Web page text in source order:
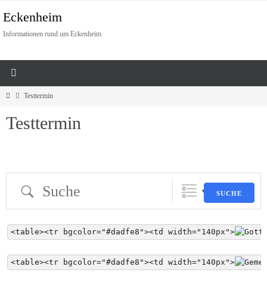
Eckenheim
Informationen rund um Eckenheim
Testtermin
Testtermin
SUCHE
<table><tr bgcolor="#dadfe8"><td width="140px">
<table><tr bgcolor="#dadfe8"><td width="140px">